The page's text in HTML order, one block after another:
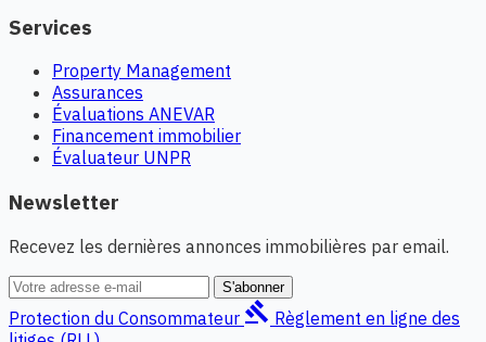
Services
Property Management
Assurances
Évaluations ANEVAR
Financement immobilier
Évaluateur UNPR
Newsletter
Recevez les dernières annonces immobilières par email.
S'abonner
Protection du Consommateur gavel Règlement en ligne des